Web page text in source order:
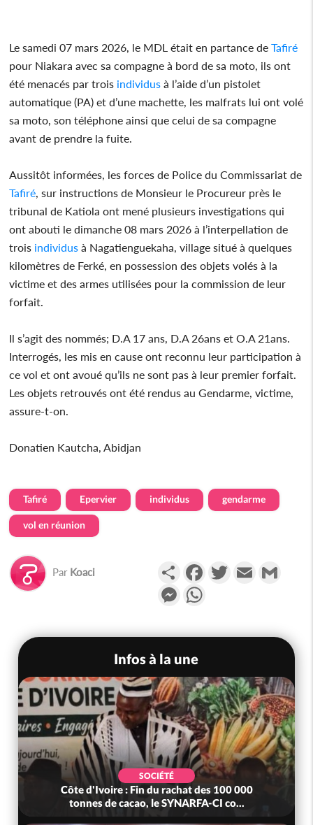
Le samedi 07 mars 2026, le MDL était en partance deTafiré
pour Niakara avec sa compagne à bord de sa moto, ils ont
été menacés par trois individus à l’aide d’un pistolet
automatique (PA) et d’une machette, les malfrats lui ont volé
sa moto, son téléphone ainsi que celui de sa compagne
avant de prendre la fuite.
Aussitôt informées, les forces de Police du Commissariat de
Tafiré, sur instructions de Monsieur le Procureur près le
tribunal de Katiola ont mené plusieurs investigations qui
ont abouti le dimanche 08 mars 2026 à l’interpellation de
trois individus à Nagatienguekaha, village situé à quelques
kilomètres de Ferké, en possession des objets volés à la
victime et des armes utilisées pour la commission de leur
forfait.
Il s’agit des nommés; D.A 17 ans, D.A 26ans et O.A 21ans.
Interrogés, les mis en cause ont reconnu leur participation à
ce vol et ont avoué qu’ils ne sont pas à leur premier forfait.
Les objets retrouvés ont été rendus au Gendarme, victime,
assure-t-on.
Donatien Kautcha, Abidjan
Tafiré Epervier individus gendarme
vol en réunion
Par Koaci PartagerFacebookTwitterEmail
Messenger
Infos à la une
SOCIÉTÉ
Côte d'Ivoire : Fin du rachat des 100 000
tonnes de cacao, le SYNARFA-CI co...